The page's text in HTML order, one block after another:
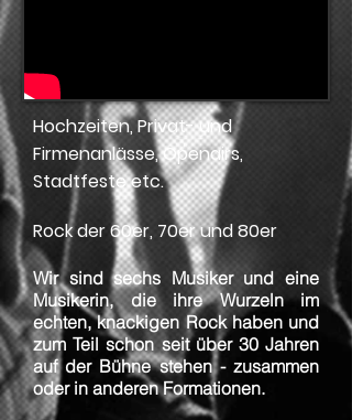
Hochzeiten, Privat- und
Firmenanlässe, Openairs,
Stadtfeste etc.
Rock der 60er, 70er und 80er
Wir sind sechs Musiker und eine
Musikerin, die ihre Wurzeln im
echten, knackigen Rock haben und
zum Teil schon seit über 30 Jahren
auf der Bühne stehen - zusammen
oder in anderen Formationen.